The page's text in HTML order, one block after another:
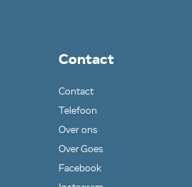
Contact
Contact
Telefoon
Over ons
Over Goes
Facebook